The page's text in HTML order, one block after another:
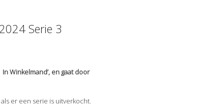
Serie 3
Winkelmand’, en gaat door
als er een serie is uitverkocht.